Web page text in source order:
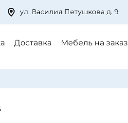
ул. Василия Петушкова д. 9
Доставка Мебель на заказ